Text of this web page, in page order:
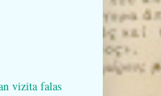
vizita falas